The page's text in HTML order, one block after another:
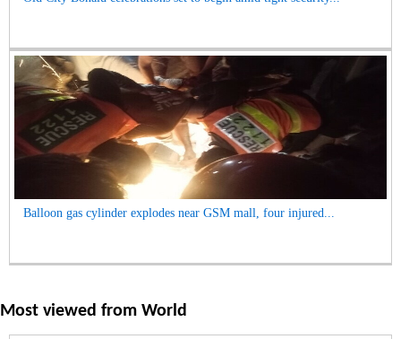
Balloon gas cylinder explodes near GSM mall, four injured...
Most viewed from World